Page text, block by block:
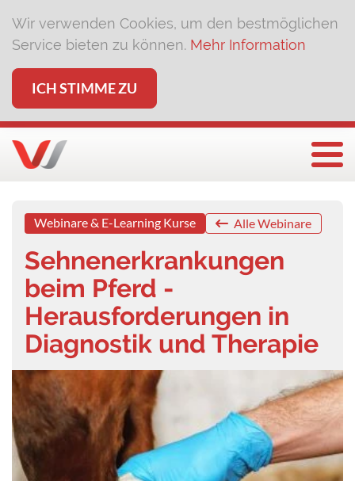
Wir verwenden Cookies, um den bestmöglichen
Service bieten zu können. Mehr Information
ICH STIMME ZU
Webinare & E-Learning Kurse Alle Webinare
Sehnenerkrankungen
beim Pferd -
Herausforderungen in
Diagnostik und Therapie